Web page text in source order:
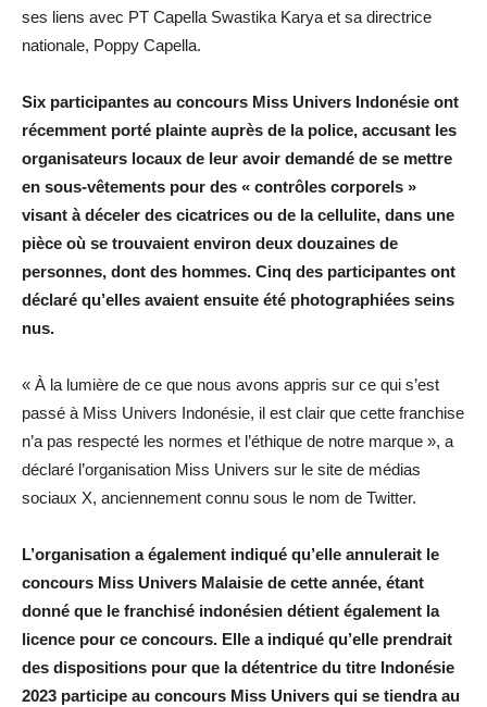
ses liens avec PT Capella Swastika Karya et sa directrice
nationale, Poppy Capella.
Six participantes au concours Miss Univers Indonésie ont
récemment porté plainte auprès de la police, accusant les
organisateurs locaux de leur avoir demandé de se mettre
en sous-vêtements pour des « contrôles corporels »
visant à déceler des cicatrices ou de la cellulite, dans une
pièce où se trouvaient environ deux douzaines de
personnes, dont des hommes. Cinq des participantes ont
déclaré qu’elles avaient ensuite été photographiées seins
nus.
« À la lumière de ce que nous avons appris sur ce qui s’est
passé à Miss Univers Indonésie, il est clair que cette franchise
n’a pas respecté les normes et l’éthique de notre marque », a
déclaré l’organisation Miss Univers sur le site de médias
sociaux X, anciennement connu sous le nom de Twitter.
L’organisation a également indiqué qu’elle annulerait le
concours Miss Univers Malaisie de cette année, étant
donné que le franchisé indonésien détient également la
licence pour ce concours. Elle a indiqué qu’elle prendrait
des dispositions pour que la détentrice du titre Indonésie
2023 participe au concours Miss Univers qui se tiendra au